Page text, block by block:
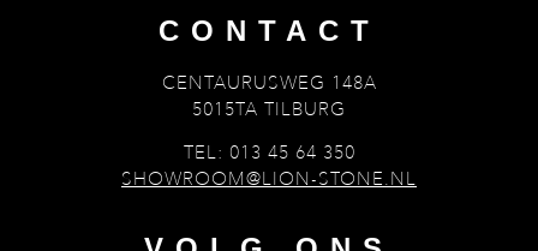
CONTACT
CENTAURUSWEG 148A
5015TA TILBURG
TEL: 013 45 64 350
SHOWROOM@LION-STONE.NL